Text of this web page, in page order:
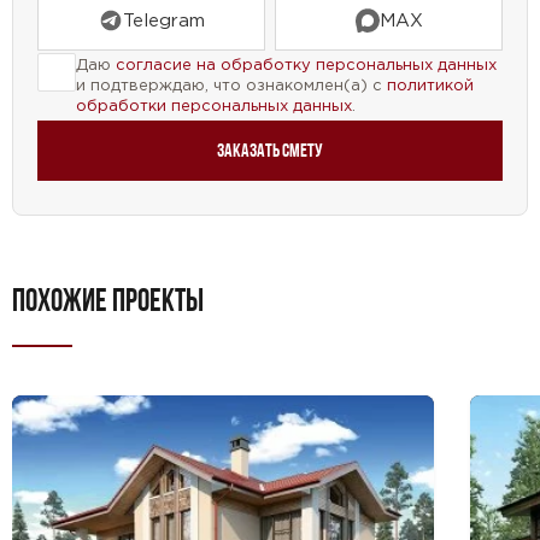
Telegram MAX
Даю согласие на обработку персональных данных
и подтверждаю, что ознакомлен(а) с политикой
обработки персональных данных
Заказать смету
ПОХОЖИЕ ПРОЕКТЫ